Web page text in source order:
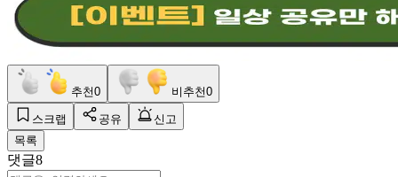
추천0 비추천0
스크랩 공유
신고
목록
댓글8